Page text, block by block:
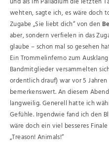
wehten, sagte ich, es wäre doch
Zugabe „Sie liebt dich“ von den
aber, sondern verfielen in das
glaube – schon mal so gesehen
Ein Trommelinferno zum
Bandmitglieder versammelten
ordentlich drauf) war vor 5
bemerkenswert. An diesem
langweilig. Generell hatte ich
Gefühle. Irgendwie fand ich den
wäre doch ein viel besseres
„Treason! Animals!“